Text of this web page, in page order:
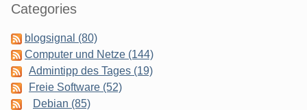
Categories
blogsignal (80)
Computer und Netze (144)
Admintipp des Tages (19)
Freie Software (52)
Debian (85)